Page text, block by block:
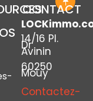
CONTACT
14/16 Pl.
Dr
Avinin
60250
Mouy
Contactez-